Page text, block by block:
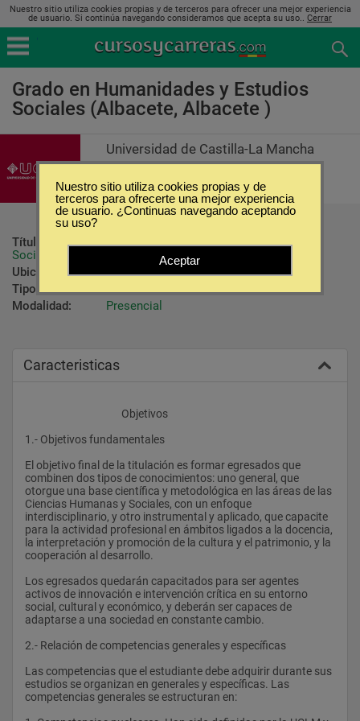
Nuestro sitio utiliza cookies propias y de terceros para ofrecer una mejor experiencia
de usuario. Si continúa navegando consideramos que acepta su uso.. Cerrar
Grado en Humanidades y Estudios
Sociales (Albacete, Albacete )
Universidad de Castilla-La Mancha
Título ofrecido:
Graduado en Humanidades y Estudios
Sociales
Ubicación:
Albacete - Albacete
Tipo:
Carreras Universitarias
Modalidad:
Presencial
Caracteristicas
					Objetivos
1.- Objetivos fundamentales
El objetivo final de la titulación es formar egresados que
combinen dos tipos de conocimientos: uno general, que
otorgue una base científica y metodológica en las áreas de las
Ciencias Humanas y Sociales, con un enfoque
interdisciplinario, y otro instrumental y aplicado, que capacite
para la actividad profesional en ámbitos ligados a la docencia,
la interpretación y promoción de la cultura y el patrimonio, y la
cooperación al desarrollo.
Los egresados quedarán capacitados para ser agentes
activos de innovación e intervención crítica en su entorno
social, cultural y económico, y deberán ser capaces de
adaptarse a una sociedad en constante cambio.
2.- Relación de competencias generales y específicas
Las competencias que el estudiante debe adquirir durante sus
estudios se organizan en generales y específicas. Las
competencias generales se estructuran en:
Nuestro sitio utiliza cookies propias y de
terceros para ofrecerte una mejor experiencia
de usuario. ¿Continuas navegando aceptando
su uso?
Aceptar